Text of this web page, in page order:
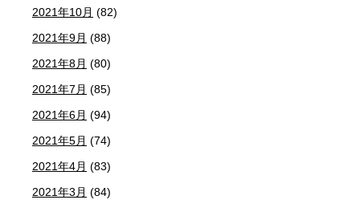
2021年10月 (82)
2021年9月 (88)
2021年8月 (80)
2021年7月 (85)
2021年6月 (94)
2021年5月 (74)
2021年4月 (83)
2021年3月 (84)